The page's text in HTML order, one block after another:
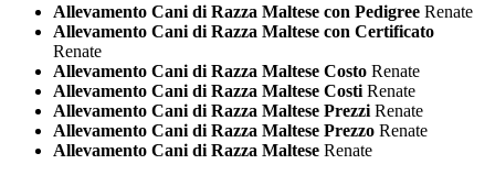
Allevamento Cani di Razza Maltese con Pedigree Renate
Allevamento Cani di Razza Maltese con Certificato
Renate
Allevamento Cani di Razza Maltese Costo Renate
Allevamento Cani di Razza Maltese Costi Renate
Allevamento Cani di Razza Maltese Prezzi Renate
Allevamento Cani di Razza Maltese Prezzo Renate
Allevamento Cani di Razza Maltese Renate